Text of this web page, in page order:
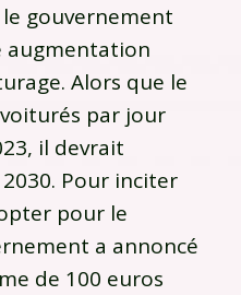
gouvernement
augmentation
Alors que le
par jour
il devrait
Pour inciter
pour le
a annoncé
de 100 euros